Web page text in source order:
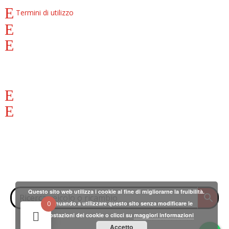
Termini di utilizzo
CERCA
0
Questo sito web utilizza i cookie al fine di migliorarne la fruibilità.
Continuando a utilizzare questo sito senza modificare le
impostazioni dei cookie o clicci su maggiori informazioni
Accetto